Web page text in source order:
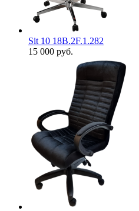
Sit 10 18B.2F.1.282
15 000 руб.